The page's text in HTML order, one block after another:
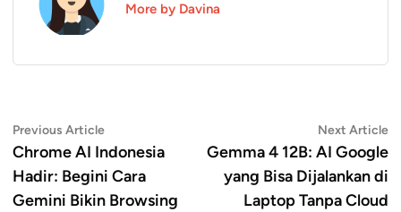
More by Davina
Navigasi
pos
Previous ArticlePrevious
article:
Chrome AI Indonesia
Hadir: Begini Cara
Gemini Bikin Browsing
Next Article
Gemma 4 12B: AI Google
yang Bisa Dijalankan di
Laptop Tanpa Cloud